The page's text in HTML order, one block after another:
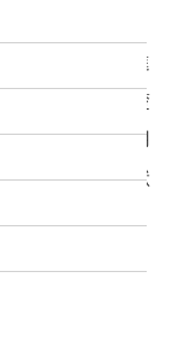
鏡，跟配戴漸進
向下望才能清楚
特別設計令使用
種的為同心環狀